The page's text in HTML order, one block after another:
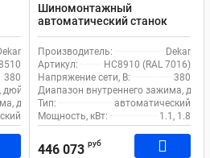
380
10-22
дюйм: 12-24
Шиномонтажный
автоматический станок
Dekar HC8910 для грузового
транспорта
Производитель:
Dekar
Артикул:
HC8910 (RAL 7016)
Напряжение сети, В:
380
Диапазон внутреннего зажима,
Тип:
автоматический
Мощность, кВт:
1.1, 1.8
446 073 руб